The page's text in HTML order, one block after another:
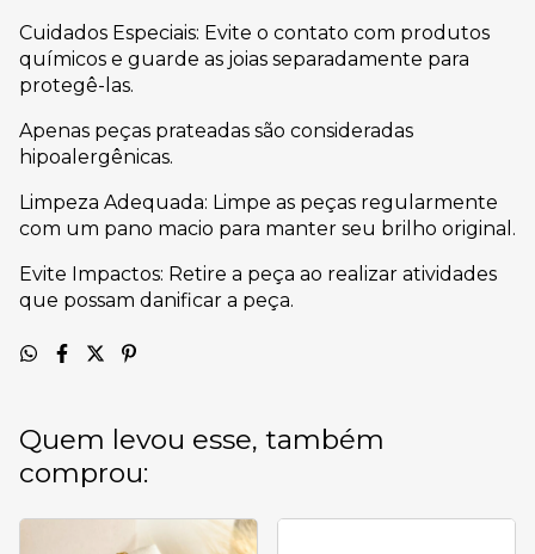
Cuidados Especiais: Evite o contato com produtos
químicos e guarde as joias separadamente para
protegê-las.
Apenas peças prateadas são consideradas
hipoalergênicas.
Limpeza Adequada: Limpe as peças regularmente
com um pano macio para manter seu brilho original.
Evite Impactos: Retire a peça ao realizar atividades
que possam danificar a peça.
Quem levou esse, também
comprou: